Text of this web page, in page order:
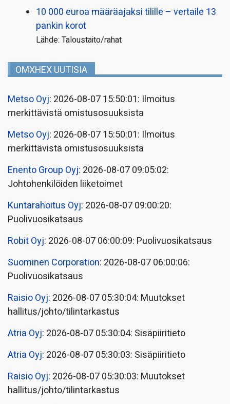
10 000 euroa määräajaksi tilille – vertaile 13
pankin korot
Lähde: Taloustaito/rahat
OMXHEX UUTISIA
Metso Oyj: 2026-08-07 15:50:01: Ilmoitus
merkittävistä omistusosuuksista
Metso Oyj: 2026-08-07 15:50:01: Ilmoitus
merkittävistä omistusosuuksista
Enento Group Oyj: 2026-08-07 09:05:02:
Johtohenkilöiden liiketoimet
Kuntarahoitus Oyj: 2026-08-07 09:00:20:
Puolivuosikatsaus
Robit Oyj: 2026-08-07 06:00:09: Puolivuosikatsaus
Suominen Corporation: 2026-08-07 06:00:06:
Puolivuosikatsaus
Raisio Oyj: 2026-08-07 05:30:04: Muutokset
hallitus/johto/tilintarkastus
Atria Oyj: 2026-08-07 05:30:04: Sisäpiiritieto
Atria Oyj: 2026-08-07 05:30:03: Sisäpiiritieto
Raisio Oyj: 2026-08-07 05:30:03: Muutokset
hallitus/johto/tilintarkastus